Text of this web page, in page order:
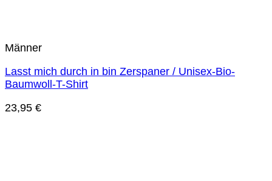
Männer
Lasst mich durch in bin Zerspaner / Unisex-Bio-
Baumwoll-T-Shirt
23,95 €